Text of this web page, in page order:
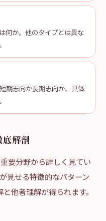
何か。他のタイプとは異な
期志向か長期志向か、具体
解剖
要分野から詳しく見てい
見せる特徴的なパターン
他者理解が得られます。